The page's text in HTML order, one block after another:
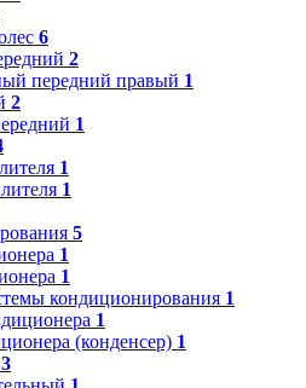
6
2
передний правый 1
2
1
1
1
5
1
1
кондиционирования 1
1
(конденсер) 1
3